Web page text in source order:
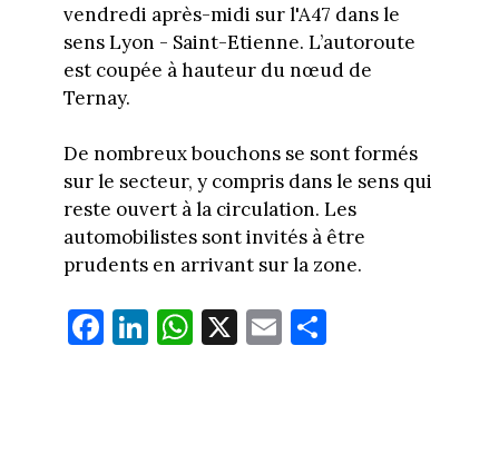
vendredi après-midi sur l'A47 dans le
sens Lyon - Saint-Etienne. L’autoroute
est coupée à hauteur du nœud de
Ternay.
De nombreux bouchons se sont formés
sur le secteur, y compris dans le sens qui
reste ouvert à la circulation. Les
automobilistes sont invités à être
prudents en arrivant sur la zone.
Fa
ce
Li
nk
W
ha
X E
m
Pa
rt